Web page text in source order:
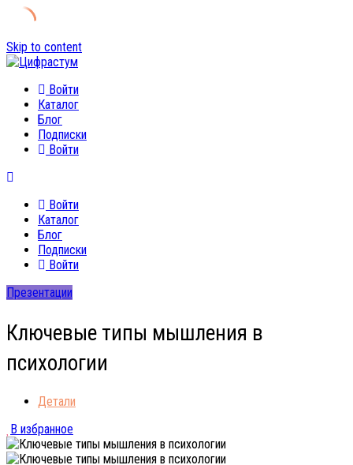
Skip to content
Войти
Каталог
Блог
Подписки
Войти
Войти
Каталог
Блог
Подписки
Войти
Презентации
Ключевые типы мышления в
психологии
Детали
В избранное